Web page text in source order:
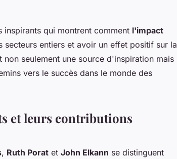
inspirants qui montrent comment l'impact
secteurs entiers et avoir un effet positif sur la
seulement une source d'inspiration mais
vers le succès dans le monde des
et leurs contributions
, Ruth Porat et John Elkann se distinguent